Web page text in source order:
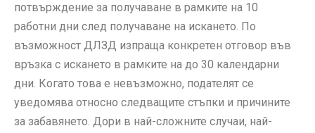
потвърждение за получаване в рамките на 10
работни дни след получаване на искането. По
възможност ДЛЗД изпраща конкретен отговор във
връзка с искането в рамките на до 30 календарни
дни. Когато това е невъзможно, подателят се
уведомява относно следващите стъпки и причините
за забавянето. Дори в най-сложните случаи, най-